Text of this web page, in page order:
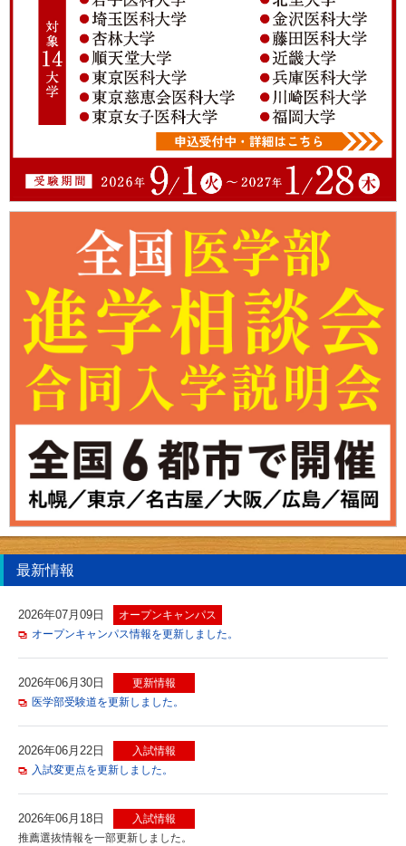
最新情報
2026年07月09日
オープンキャンパス
オープンキャンパス情報を更新しました。
2026年06月30日
更新情報
医学部受験道を更新しました。
2026年06月22日
入試情報
入試変更点を更新しました。
2026年06月18日
入試情報
推薦選抜情報を一部更新しました。